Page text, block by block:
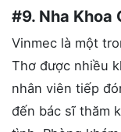
#9. Nha Khoa
Vinmec là một
Thơ được nhiều
nhân viên tiếp
đến bác sĩ thăm